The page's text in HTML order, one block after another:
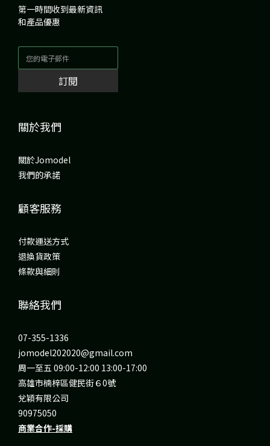
第一時間收到最新資訊
和產品優惠
訂閱
關於我們
關於Jomodel
我們的承諾
顧客服務
付款運送方式
退換貨政策
條款與細則
聯絡我們
07-355-1336
jomodel202020@gmail.com
周一至五 09:00-12:00 13:00-17:00
高雄市楠梓區健民街６0號
兌穎有限公司
90975050
商業合作-採購